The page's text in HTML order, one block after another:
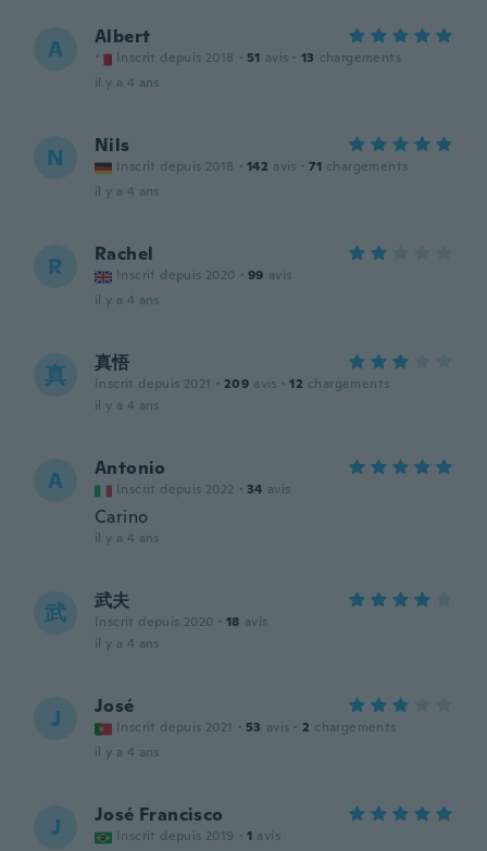
A Albert
Inscrit depuis 2018 · 51 avis · 13 chargements
il y a 4 ans
N Nils
Inscrit depuis 2018 · 142 avis · 71 chargements
il y a 4 ans
R Rachel
Inscrit depuis 2020 · 99 avis
il y a 4 ans
真 真悟
Inscrit depuis 2021 · 209 avis · 12 chargements
il y a 4 ans
A Antonio
Inscrit depuis 2022 · 34 avis
Carino
il y a 4 ans
武 武夫
Inscrit depuis 2020 · 18 avis
il y a 4 ans
J José
Inscrit depuis 2021 · 53 avis · 2 chargements
il y a 4 ans
J José Francisco
Inscrit depuis 2019 · 1 avis